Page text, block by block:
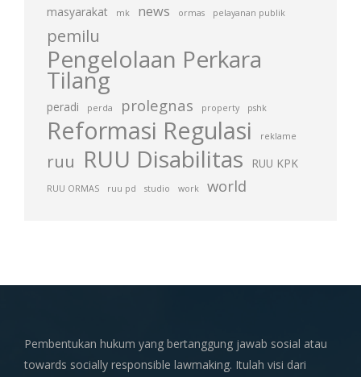
masyarakat mk news ormas pelayanan publik
pemilu
Pengelolaan Perkara
Tilang
peradi perda prolegnas property pshk
Reformasi Regulasi reklame
ruu RUU Disabilitas RUU KPK
RUU ORMAS ruu pd studio work world
Pembentukan hukum yang bertanggung jawab sosial atau
towards socially responsible lawmaking. Itulah visi dari